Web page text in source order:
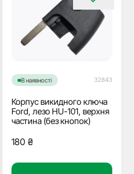
В наявності 32843
Корпус викидного ключа
Ford, лезо HU-101, верхня
частина (без кнопок)
180 ₴